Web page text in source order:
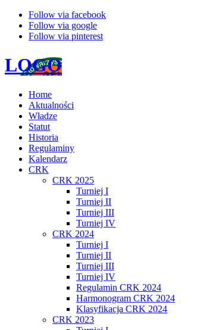
Follow via facebook
Follow via google
Follow via pinterest
LOGO
Home
Aktualności
Władze
Statut
Historia
Regulaminy
Kalendarz
CRK
CRK 2025
Turniej I
Turniej II
Turniej III
Turniej IV
CRK 2024
Turniej I
Turniej II
Turniej III
Turniej IV
Regulamin CRK 2024
Harmonogram CRK 2024
Klasyfikacja CRK 2024
CRK 2023